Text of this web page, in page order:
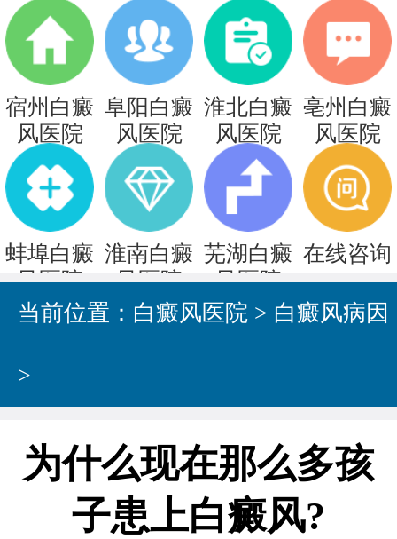
宿州白癜
风医院
阜阳白癜
风医院
淮北白癜
风医院
亳州白癜
风医院
蚌埠白癜
风医院
淮南白癜
风医院
芜湖白癜
风医院
在线咨询
当前位置： 白癜风医院 > 白癜风病因
>
为什么现在那么多孩
子患上白癜风?